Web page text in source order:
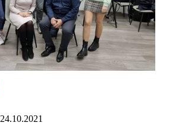
24.10.2021